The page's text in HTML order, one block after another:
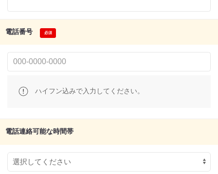
電話番号
ハイフン込みで入力してください。
電話連絡可能な時間帯